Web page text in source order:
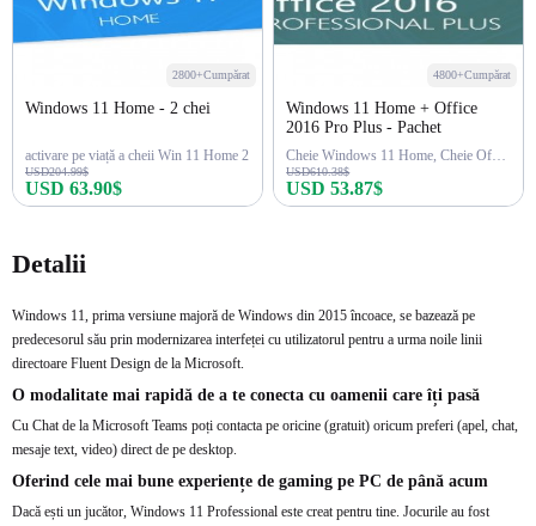
2800+Cumpărat
Windows 11 Home - 2 chei
activare pe viață a cheii Win 11 Home 2
USD204.99$
USD 63.90$
4800+Cumpărat
Windows 11 Home + Office
2016 Pro Plus - Pachet
Cheie Windows 11 Home, Cheie Office 2016 Pro Plus
USD610.38$
USD 53.87$
Detalii
Windows 11, prima versiune majoră de Windows din 2015 încoace, se bazează pe
predecesorul său prin modernizarea interfeței cu utilizatorul pentru a urma noile linii
directoare Fluent Design de la Microsoft.
O modalitate mai rapidă de a te conecta cu oamenii care îți pasă
Cu Chat de la Microsoft Teams poți contacta pe oricine (gratuit) oricum preferi (apel, chat,
mesaje text, video) direct de pe desktop.
Oferind cele mai bune experiențe de gaming pe PC de până acum
Dacă ești un jucător, Windows 11 Professional este creat pentru tine. Jocurile au fost